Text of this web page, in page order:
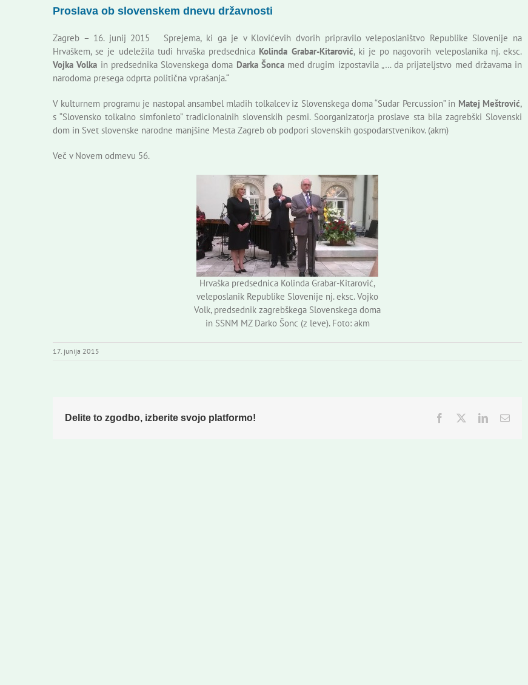
Proslava ob slovenskem dnevu državnosti
Zagreb – 16. junij 2015 Sprejema, ki ga je v Klovićevih dvorih pripravilo veleposlaništvo Republike Slovenije na
Hrvaškem, se je udeležila tudi hrvaška predsednica Kolinda Grabar-Kitarović, ki je po nagovorih veleposlanika nj. eksc.
Vojka Volka in predsednika Slovenskega doma Darka Šoncamed drugim izpostavila „… da prijateljstvo med državama in
narodoma presega odprta politična vprašanja.“
V kulturnem programu je nastopal ansambel mladih tolkalcev iz Slovenskega doma “Sudar Percussion” in Matej Meštrović,
s “Slovensko tolkalno simfonieto” tradicionalnih slovenskih pesmi. Soorganizatorja proslave sta bila zagrebški Slovenski
dom in Svet slovenske narodne manjšine Mesta Zagreb ob podpori slovenskih gospodarstvenikov. (akm)
Več v Novem odmevu 56.
Hrvaška predsednica Kolinda Grabar-Kitarović,
veleposlanik Republike Slovenije nj. eksc. Vojko
Volk, predsednik zagrebškega Slovenskega doma
in SSNM MZ Darko Šonc (z leve). Foto: akm
17. junija 2015
Delite to zgodbo, izberite svojo platformo! Facebook
TwitterLinkedInEmail